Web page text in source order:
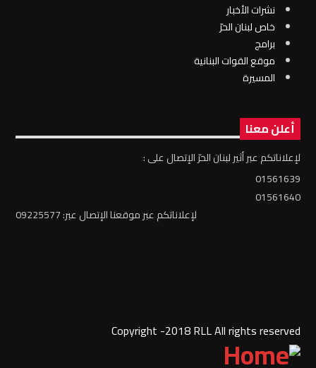
نشرات الأخبار
خاص لبنان الحرّ
برامج
موقع القوات البنانية
المسيرة
أعلن معنا
لإعلاناتكم عبر أثير لبنان الحرّ الإتصال على :
01561639
01561640
لإعلاناتكم عبر موقعنا الإتصال عبر: 09225577
Copyright -2018 RLL All rights reserved